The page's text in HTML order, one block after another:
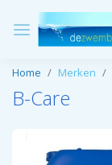
Home Merken
B-Care